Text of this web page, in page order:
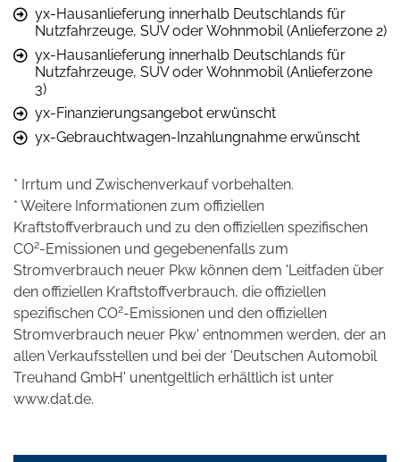
yx-Hausanlieferung innerhalb Deutschlands für
Nutzfahrzeuge, SUV oder Wohnmobil (Anlieferzone 2)
yx-Hausanlieferung innerhalb Deutschlands für
Nutzfahrzeuge, SUV oder Wohnmobil (Anlieferzone
3)
yx-Finanzierungsangebot erwünscht
yx-Gebrauchtwagen-Inzahlungnahme erwünscht
* Irrtum und Zwischenverkauf vorbehalten.
* Weitere Informationen zum offiziellen
Kraftstoffverbrauch und zu den offiziellen spezifischen
CO2-Emissionen und gegebenenfalls zum
Stromverbrauch neuer Pkw können dem 'Leitfaden über
den offiziellen Kraftstoffverbrauch, die offiziellen
spezifischen CO2-Emissionen und den offiziellen
Stromverbrauch neuer Pkw' entnommen werden, der an
allen Verkaufsstellen und bei der 'Deutschen Automobil
Treuhand GmbH' unentgeltlich erhältlich ist unter
www.dat.de.